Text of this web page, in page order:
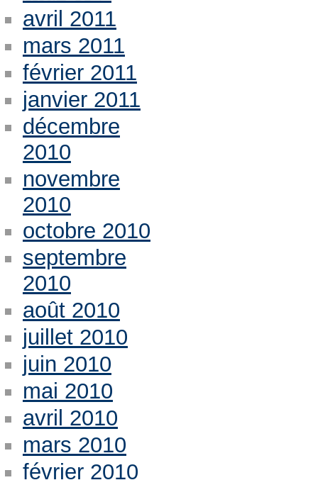
avril 2011
mars 2011
février 2011
janvier 2011
décembre
2010
novembre
2010
octobre 2010
septembre
2010
août 2010
juillet 2010
juin 2010
mai 2010
avril 2010
mars 2010
février 2010